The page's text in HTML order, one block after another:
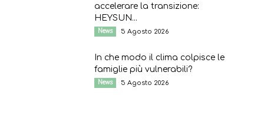
accelerare la transizione:
HEYSUN...
News 5 Agosto 2026
In che modo il clima colpisce le
famiglie più vulnerabili?
News 5 Agosto 2026